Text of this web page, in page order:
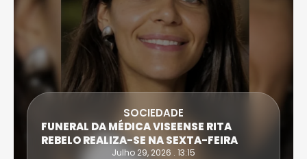
SOCIEDADE
FUNERAL DA MÉDICA VISEENSE RITA
REBELO REALIZA-SE NA SEXTA-FEIRA
Julho 29, 2026 . 13:15